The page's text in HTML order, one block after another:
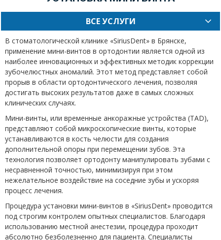
ВСЕ УСЛУГИ
В стоматологической клинике «SiriusDent» в Брянске,
применение мини-винтов в ортодонтии является одной из
наиболее инновационных и эффективных методик коррекции
зубочелюстных аномалий. Этот метод представляет собой
прорыв в области ортодонтического лечения, позволяя
достигать высоких результатов даже в самых сложных
клинических случаях.
Мини-винты, или временные анкоражные устройства (ТАD),
представляют собой микроскопические винты, которые
устанавливаются в кость челюсти для создания
дополнительной опоры при перемещении зубов. Эта
технология позволяет ортодонту манипулировать зубами с
несравненной точностью, минимизируя при этом
нежелательное воздействие на соседние зубы и ускоряя
процесс лечения.
Процедура установки мини-винтов в «SiriusDent» проводится
под строгим контролем опытных специалистов. Благодаря
использованию местной анестезии, процедура проходит
абсолютно безболезненно для пациента. Специалисты